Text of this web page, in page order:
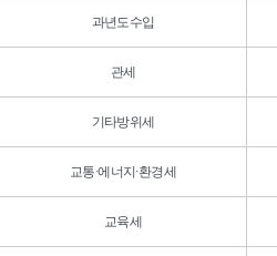
과년도수입
관세
기타방위세
교통·에너지·환경세
교육세